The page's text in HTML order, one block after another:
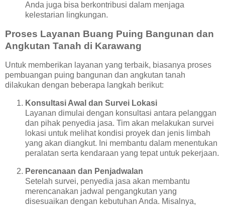
Anda juga bisa berkontribusi dalam menjaga
kelestarian lingkungan.
Proses Layanan Buang Puing Bangunan dan
Angkutan Tanah di Karawang
Untuk memberikan layanan yang terbaik, biasanya proses
pembuangan puing bangunan dan angkutan tanah
dilakukan dengan beberapa langkah berikut:
Konsultasi Awal dan Survei Lokasi
Layanan dimulai dengan konsultasi antara pelanggan
dan pihak penyedia jasa. Tim akan melakukan survei
lokasi untuk melihat kondisi proyek dan jenis limbah
yang akan diangkut. Ini membantu dalam menentukan
peralatan serta kendaraan yang tepat untuk pekerjaan.
Perencanaan dan Penjadwalan
Setelah survei, penyedia jasa akan membantu
merencanakan jadwal pengangkutan yang
disesuaikan dengan kebutuhan Anda. Misalnya,